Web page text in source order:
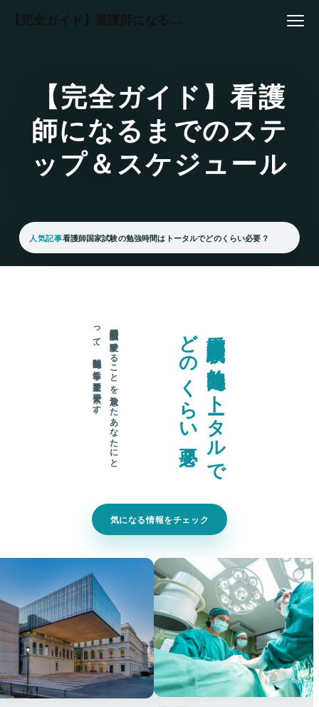
【完全ガイド】看護
師になるまでのステ
ップ＆スケジュール
人気記事看護師国家試験の勉強時間はトータルでどのくらい必要？
看
護
師
国
家
試
験
の
勉
強
時
間
は
ト
ー
タ
ル
で
ど
の
く
ら
い
必
要
？
看護師国家試験を
受験す
る
こ
と
を
決意し
た
あ
な
た
に
と
っ
て
、
勉強時間は
非常に
重要な
要素で
す
。
気になる情報をチェック